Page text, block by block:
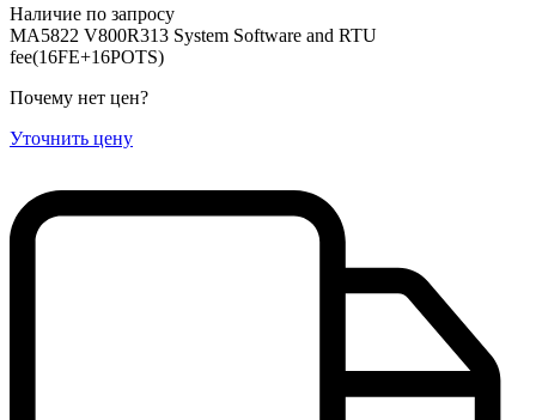
Наличие по запросу
MA5822 V800R313 System Software and RTU
fee(16FE+16POTS)
Почему нет цен?
Уточнить цену